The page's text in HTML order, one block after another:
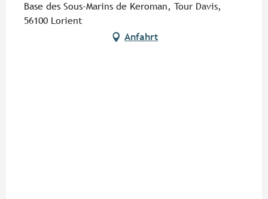
Base des Sous-Marins de Keroman, Tour Davis,
56100 Lorient
Anfahrt